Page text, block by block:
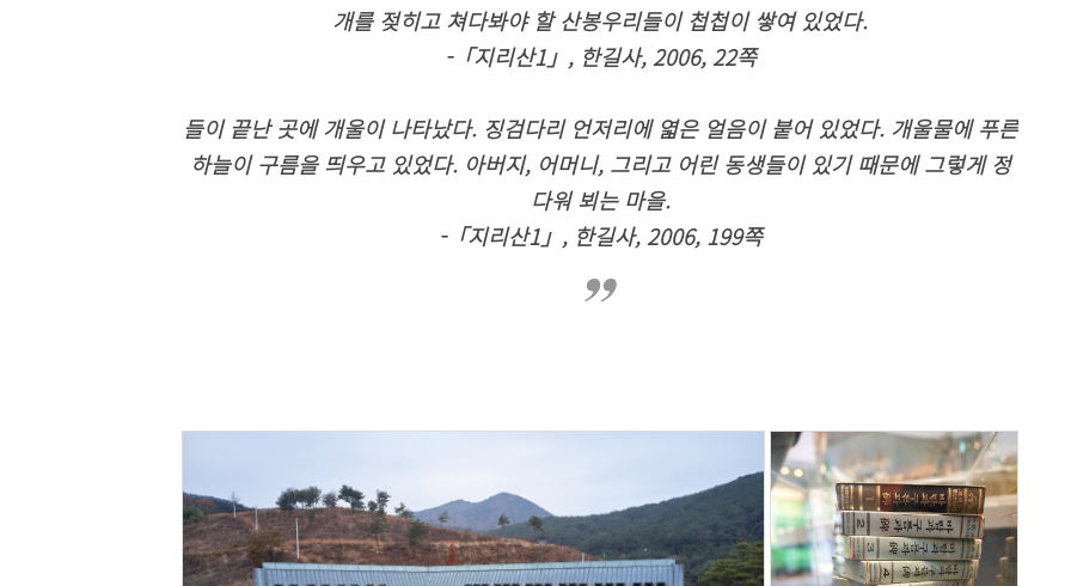
개를 젖히고 쳐다봐야 할 산봉우리들이 첩첩이 쌓여 있었다.
-「지리산1」, 한길사, 2006, 22쪽
들이 끝난 곳에 개울이 나타났다. 징검다리 언저리에 엷은 얼음이 붙어 있었다. 개울물에 푸른
하늘이 구름을 띄우고 있었다. 아버지, 어머니, 그리고 어린 동생들이 있기 때문에 그렇게 정
다워 뵈는 마을.
-「지리산1」, 한길사, 2006, 199쪽